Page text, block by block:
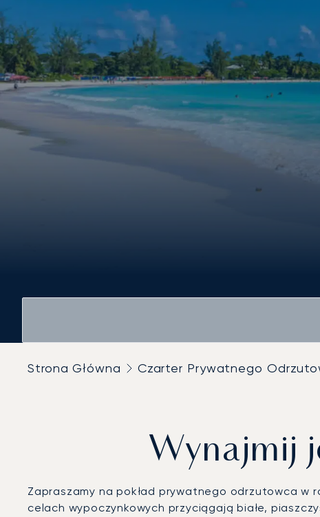
Strona Główna Czarter Prywatnego
Wynajmij
Zapraszamy na pokład prywatnego odrzutowca
celach wypoczynkowych przyciągają białe,